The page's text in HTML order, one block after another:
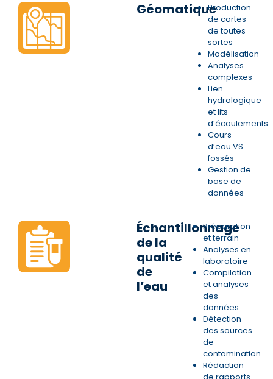
GéomatiqueProduction
de cartes
de toutes
sortes
Modélisation
Analyses
complexes
Lien
hydrologique
et lits
d’écoulements
Cours
d’eau VS
fossés
Gestion de
base de
données
Échantillonnage
de la
qualité
de
l’eau
Préparation
et terrain
Analyses en
laboratoire
Compilation
et analyses
des
données
Détection
des sources
de
contamination
Rédaction